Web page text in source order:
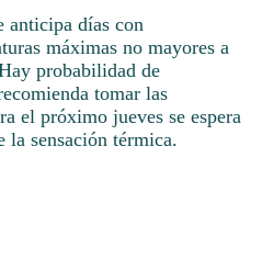
anticipa días con
máximas no mayores a
probabilidad de
tomar las
el próximo jueves se espera
la sensación térmica.